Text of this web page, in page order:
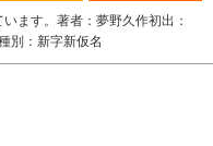
ます。著者：夢野久作初出：
別：新字新仮名